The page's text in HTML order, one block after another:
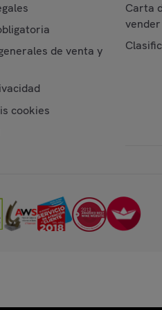
de venta y
cookies
Carta